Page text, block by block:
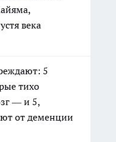
века
5
тихо
— и 5,
от деменции